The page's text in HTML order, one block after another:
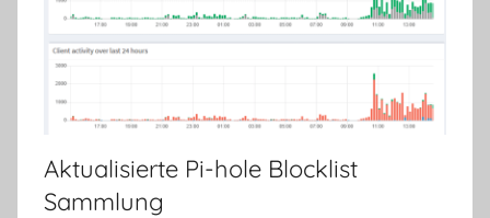
Aktualisierte Pi-hole Blocklist
Sammlung